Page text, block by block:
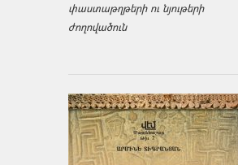
փաստաթղթերի ու նյութերի
ժողովածուն